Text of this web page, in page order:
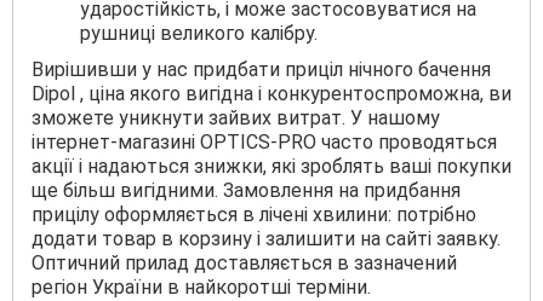
ударостійкість, і може застосовуватися на
рушниці великого калібру.
Вирішивши у нас придбати приціл нічного бачення
Dipol , ціна якого вигідна і конкурентоспроможна, ви
зможете уникнути зайвих витрат. У нашому
інтернет-магазині OPTICS-PRO часто проводяться
акції і надаються знижки, які зроблять ваші покупки
ще більш вигідними. Замовлення на придбання
прицілу оформляється в лічені хвилини: потрібно
додати товар в корзину і залишити на сайті заявку.
Оптичний прилад доставляється в зазначений
регіон України в найкоротші терміни.